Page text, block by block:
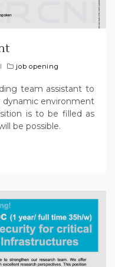
job opening
team assistant to
environment
is to be filled as
be possible.